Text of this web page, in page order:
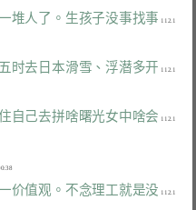
堆人了。生孩子没事找事 112.1
时去日本滑雪、浮潜多开 112.1
自己去拼啥曙光女中啥会 112.1
112.104.16.231 06/10 00:38
价值观。不念理工就是没 112.1